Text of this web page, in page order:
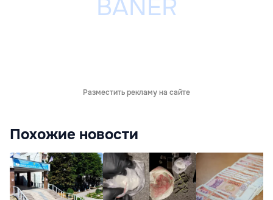
Разместить рекламу на сайте
Похожие новости